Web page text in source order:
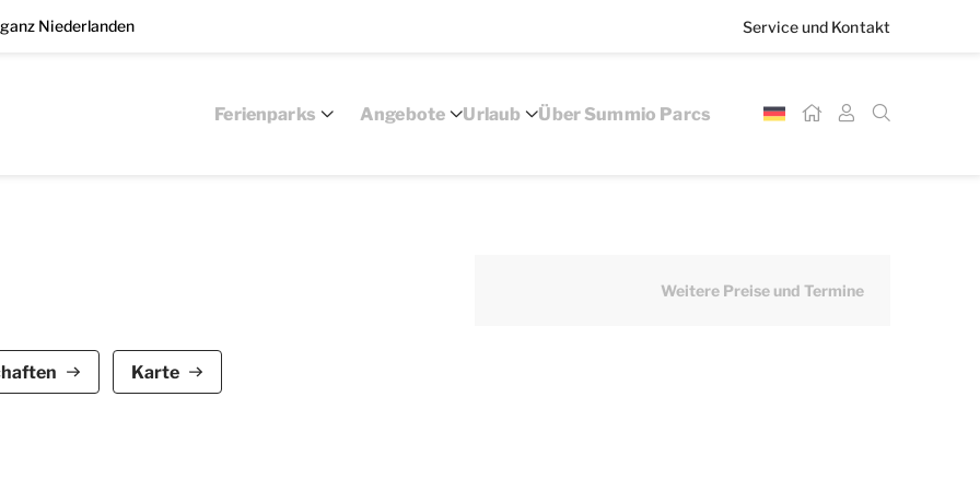
Niederlanden Service und Kontakt
Ferienparks Angebote Urlaub Über Summio Parcs
für bis zu 8 Personen geeignet. Dieser
Grevelingenmeer. Der Bungalow besteht aus 3
das Badezimmer. In einem der Schlafzimmer
Karte
Weitere Preise und Termine